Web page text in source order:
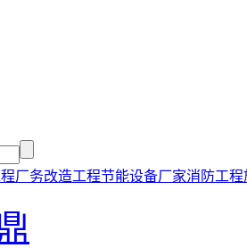
厂务改造工程节能设备厂家消防工程